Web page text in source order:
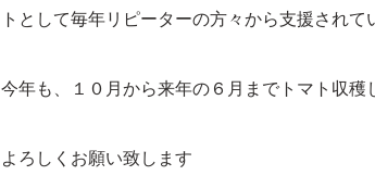
トとして毎年リピーターの方々から支援されて
今年も、１０月から来年の６月までトマト収穫
よろしくお願い致します